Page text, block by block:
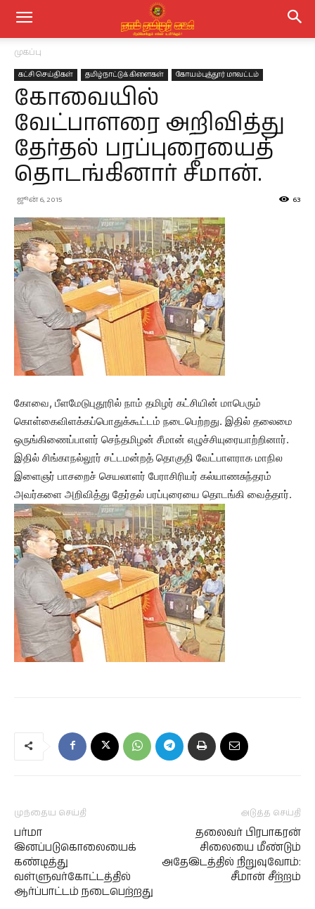
முகப்பு
கட்சி செய்திகள் தமிழ்நாட்டுக் கிளைகள் கோயம்புத்தூர் மாவட்டம்
கோவையில்
வேட்பாளரை அறிவித்து
தேர்தல் பரப்புரையைத்
தொடங்கினார் சீமான்.
ஜூன் 6, 2015 63
கோவை, பீளமேடுபுதூரில் நாம் தமிழர் கட்சியின் மாபெரும்
கொள்கைவிளக்கப்பொதுக்கூட்டம் நடைபெற்றது. இதில் தலைமை
ஒருங்கிணைப்பாளர் செந்தமிழன் சீமான் எழுச்சியுரையாற்றினார்.
இதில் சிங்காநல்லூர் சட்டமன்றத் தொகுதி வேட்பாளராக மாநில
இளைஞர் பாசறைச் செயலாளர் பேராசிரியர் கல்யாணசுந்தரம்
அவர்களை அறிவித்து தேர்தல் பரப்புரையை தொடங்கி வைத்தார்.
முந்தைய செய்தி
பர்மா
இனப்படுகொலையைக்
கண்டித்து
வள்ளுவர்கோட்டத்தில்
ஆர்ப்பாட்டம் நடைபெற்றது
அடுத்த செய்தி
தலைவர் பிரபாகரன்
சிலையை மீண்டும்
அதேஇடத்தில் நிறுவுவோம்:
சீமான் சீற்றம்